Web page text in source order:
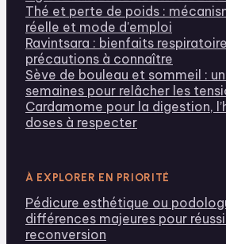
Thé et perte de poids :
réelle et mode d'emploi
Ravintsara : bienfaits
précautions à connaître
Sève de bouleau et sommeil :
semaines pour relâcher les
Cardamome pour la digestion,
doses à respecter
À EXPLORER EN PRIORITÉ
Pédicure esthétique ou
différences majeures pour
reconversion